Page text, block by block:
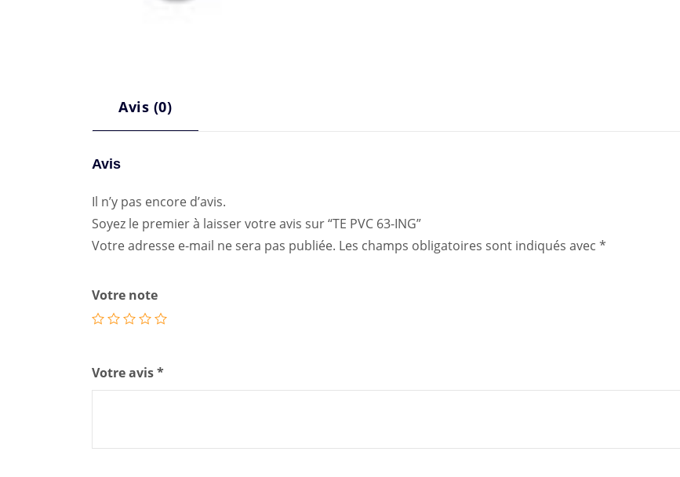
Avis (0)
Avis
Il n’y pas encore d’avis.
Soyez le premier à laisser votre avis sur “TE PVC 63-ING”
Votre adresse e-mail ne sera pas publiée. Les champs obligatoires sont indiqués avec *
Votre note
Votre avis*